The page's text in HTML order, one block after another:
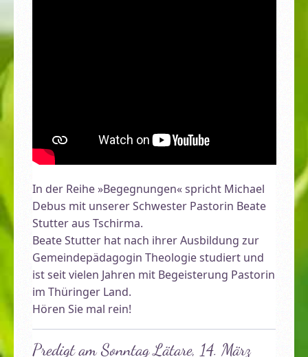
In der Reihe »Begegnungen« spricht Michael
Debus mit unserer Schwester Pastorin Beate
Stutter aus Tschirma.
Beate Stutter hat nach ihrer Ausbildung zur
Gemeindepädagogin Theologie studiert und
ist seit vielen Jahren mit Begeisterung Pastorin
im Thüringer Land.
Hören Sie mal rein!
Predigt am Sonntag Lätare, 14. März